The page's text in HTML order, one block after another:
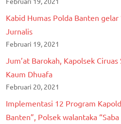
Kabid Humas Polda Banten
Jurnalis
Februari 19, 2021
Jum’at Barokah, Kapolsek
Kaum Dhuafa
Februari 20, 2021
Implementasi 12 Program
Banten”, Polsek walantaka